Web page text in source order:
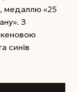
медаллю «25
З
синів